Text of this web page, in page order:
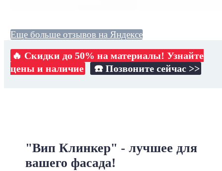
Еще больше отзывов на Яндексе
🔥 Скидки до 50% на материалы! Узнайте
цены и наличие
☎️ Позвоните сейчас >>
"Вип Клинкер" - лучшее для
вашего фасада!